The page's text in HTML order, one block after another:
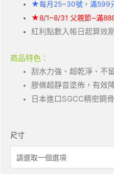
★每月25~30號，滿599
★8/1~8/31 父親節~滿
紅利點數入帳日起算效
商品特色：
刮水力強、超乾淨、不
膠條超靜音塗佈，有效
日本進口SGCC精密鋼
尺寸